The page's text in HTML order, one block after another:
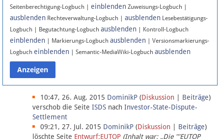
Instagram
Anmelden
Datenschutz
Über Lobbypedia
Impressum
Seitenberechtigung-Logbuch | einblenden Zuweisungs-Logbuch |
ausblenden Rechteverwaltung-Logbuch | ausblenden Lesebestätigungs-
Logbuch | Begutachtung-Logbuch ausblenden | Kontroll-Logbuch
einblenden | Markierungs-Logbuch ausblenden | Versionsmarkierungs-
Logbuch einblenden | Semantic-MediaWiki-Logbuch ausblenden
10:47, 26. Aug. 2015 DominikP (Diskussion Beiträge)
verschob die Seite ISDS nach Investor-State-Dispute-
Settlement
09:21, 27. Jul. 2015 DominikP (Diskussion Beiträge)
löschte Seite Entwurf:EUTOP (Inhalt war: „Die '''EUTOP